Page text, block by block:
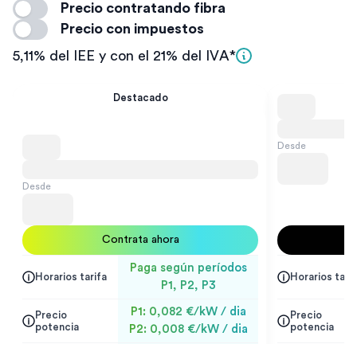
Estalvia contractant la fibra
Precio contratando fibra
Habilitar impostos
Precio con impuestos
5,11% del IEE y con el 21% del IVA*
Destacado
Desde
Contrata ahora
Horarios tarifa
Paga según períodos
P1, P2, P3
Precio
potencia
P1: 0,082 €/kW / dia
P2: 0,008 €/kW / dia
Desde
Horarios
Precio
potencia